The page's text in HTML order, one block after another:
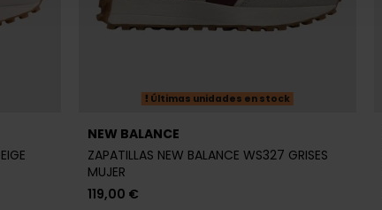
Últimas unidades en stock
NEW BALANCE
ZAPATILLAS NEW BALANCE WS327 GRISES
MUJER
119,00 €